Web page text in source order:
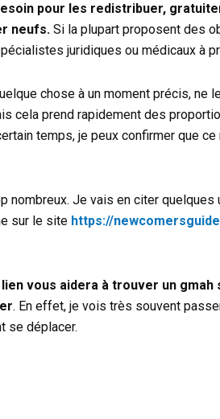
pour les redistribuer,
neufs. Si la plupart proposent des
juridiques ou médicaux à
chose à un moment précis, ne
cela prend rapidement des
temps, je peux confirmer que ce
Je vais en citer quelques
sur le site https://
lien vous aidera à trouver un gmah
. En effet, je vois très souvent
se déplacer.